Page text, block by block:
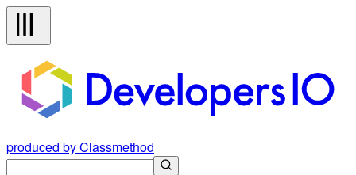
produced by Classmethod